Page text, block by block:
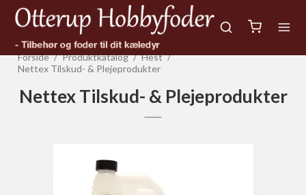
Forside / Produktkatalog / Hest /
Nettex Tilskud- & Plejeprodukter
Nettex Tilskud- & Plejeprodukter